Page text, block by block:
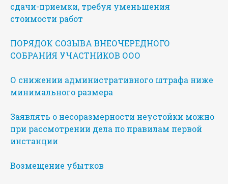
сдачи-приемки, требуя уменьшения
стоимости работ
ПОРЯДОК СОЗЫВА ВНЕОЧЕРЕДНОГО
СОБРАНИЯ УЧАСТНИКОВ ООО
О снижении административного штрафа ниже
минимального размера
Заявлять о несоразмерности неустойки можно
при рассмотрении дела по правилам первой
инстанции
Возмещение убытков